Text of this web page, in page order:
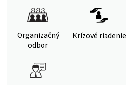
Organizačný
odbor
Krízové riadenie